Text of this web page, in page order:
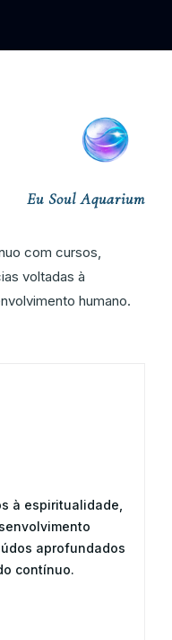
com cursos,
voltadas à
humano.
Eu Soul Aquarium
à espiritualidade,
aprofundados
contínuo.